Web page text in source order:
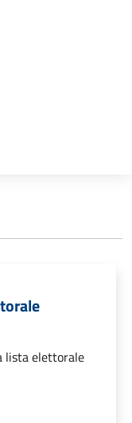
lista elettorale